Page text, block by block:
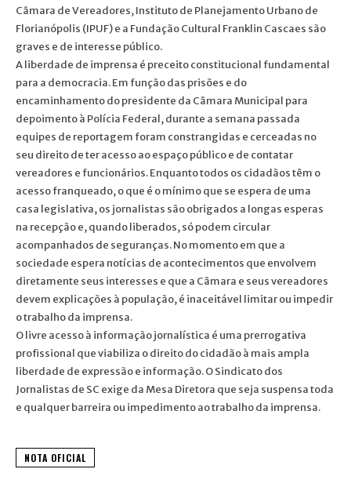
Câmara de Vereadores, Instituto de Planejamento Urbano de
Florianópolis (IPUF) e a Fundação Cultural Franklin Cascaes são
graves e de interesse público.
A liberdade de imprensa é preceito constitucional fundamental
para a democracia. Em função das prisões e do
encaminhamento do presidente da Câmara Municipal para
depoimento à Polícia Federal, durante a semana passada
equipes de reportagem foram constrangidas e cerceadas no
seu direito de ter acesso ao espaço público e de contatar
vereadores e funcionários. Enquanto todos os cidadãos têm o
acesso franqueado, o que é o mínimo que se espera de uma
casa legislativa, os jornalistas são obrigados a longas esperas
na recepção e, quando liberados, só podem circular
acompanhados de seguranças. No momento em que a
sociedade espera notícias de acontecimentos que envolvem
diretamente seus interesses e que a Câmara e seus vereadores
devem explicações à população, é inaceitável limitar ou impedir
o trabalho da imprensa.
O livre acesso à informação jornalística é uma prerrogativa
profissional que viabiliza o direito do cidadão à mais ampla
liberdade de expressão e informação. O Sindicato dos
Jornalistas de SC exige da Mesa Diretora que seja suspensa toda
e qualquer barreira ou impedimento ao trabalho da imprensa.
NOTA OFICIAL